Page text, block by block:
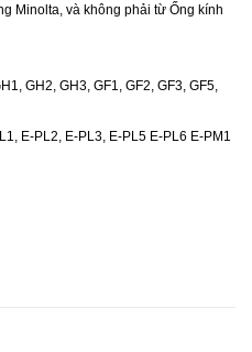
Minolta, và không phải từ Ống kính
GH2, GH3, GF1, GF2, GF3, GF5,
E-PL2, E-PL3, E-PL5 E-PL6 E-PM1